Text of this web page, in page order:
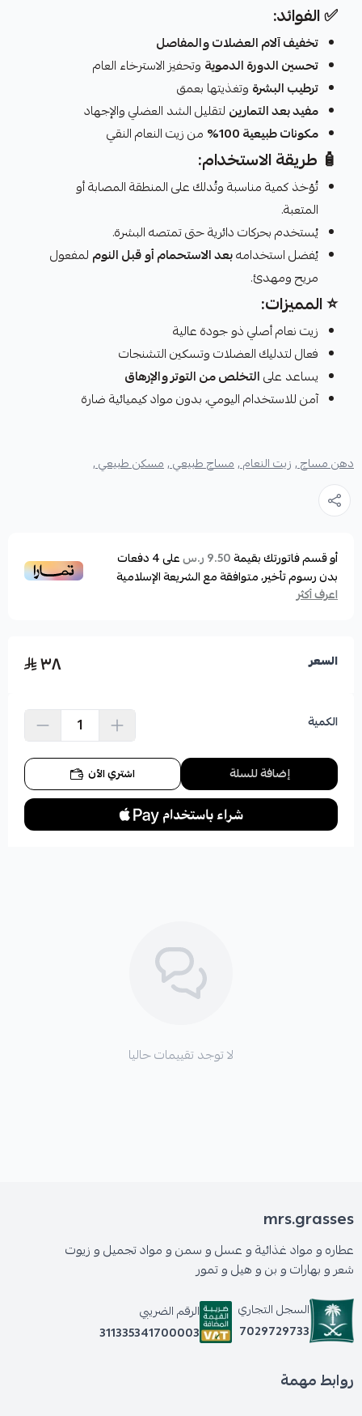
✅ الفوائد:
تخفيف آلام العضلات والمفاصل
تحسين الدورة الدموية وتحفيز الاسترخاء العام
ترطيب البشرة وتغذيتها بعمق
مفيد بعد التمارين لتقليل الشد العضلي والإجهاد
مكونات طبيعية 100%
من زيت النعام النقي
🧴 طريقة الاستخدام:
تُؤخذ كمية مناسبة وتُدلك على المنطقة المصابة أو
المتعبة.
يُستخدم بحركات دائرية حتى تمتصه البشرة.
يُفضل استخدامهبعد الاستحمام أو قبل النوم لمفعول
مريح ومهدئ.
⭐ المميزات:
زيت نعام أصلي ذو جودة عالية
فعال لتدليك العضلات وتسكين التشنجات
يساعد علىالتخلص من التوتر والإرهاق
آمن للاستخدام اليومي، بدون مواد كيميائية ضارة
دهن مساج ,زيت النعام ,مساج طبيعي ,مسكن طبيعي ,
أو قسم فاتورتك بقيمة9.50 ر.س على4دفعات
بدون رسوم تأخير، متوافقة مع الشريعة الإسلامية
اعرف أكثر
السعر ٣٨
الكمية
إضافة للسلة اشتري الآن
لا توجد تقييمات حاليا
mrs.grasses
عطاره و مواد غذائية و عسل و سمن و مواد تجميل و زيوت
شعر و بهارات و بن و هيل و تمور
السجل التجاري
7029729733
الرقم الضريبي
311335341700003
روابط مهمة